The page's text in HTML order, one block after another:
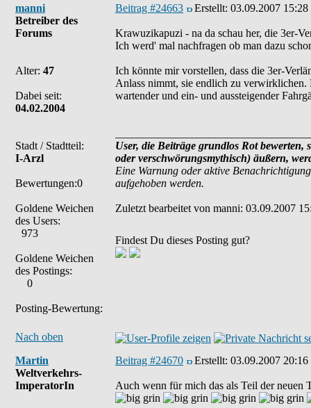
manni
Betreiber des
Forums
Alter: 47
Dabei seit:
04.02.2004
Stadt / Stadtteil:
I-Arzl
Bewertungen:0
Goldene Weichen
des Users:
973
Goldene Weichen
des Postings:
0
Posting-Bewertung:
Beitrag #24663 Erstellt: 03.09.2007 15:28
Krawuzikapuzi - na da schau her, die 3er-
Ich werd' mal nachfragen ob man dazu
Ich könnte mir vorstellen, dass die 3er-
Anlass nimmt, sie endlich zu verwirklichen.
wartender und ein- und aussteigender
User, die Beiträge grundlos Rot
oder verschwörungsmythisch) äußern,
Eine Warnung oder aktive
aufgehoben werden.
Zuletzt bearbeitet von manni: 03.09.2007
Findest Du dieses Posting gut?
Nach oben
Martin
Weltverkehrs-
ImperatorIn
Beitrag #24670 Erstellt: 03.09.2007 20:16
Auch wenn für mich das als Teil der neuen